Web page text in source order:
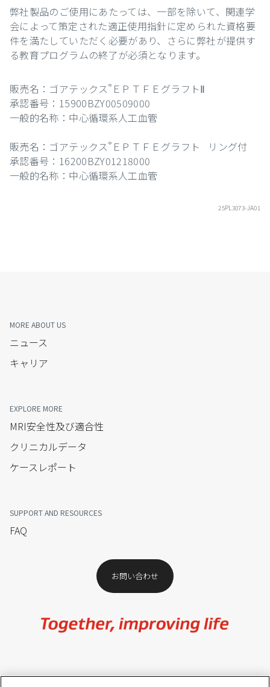
弊社製品のご使用にあたっては、一部を除いて、関連学
会によって策定された適正使用指針に定められた資格要
件を満たしていただく必要があり、さらに弊社が提供す
る教育プログラムの終了が必須となります。
販売名：ゴアテックス®ＥＰＴＦＥグラフトⅡ
承認番号：15900BZY00509000
一般的名称：中心循環系人工血管
販売名：ゴアテックス®ＥＰＴＦＥグラフト リング付
承認番号：16200BZY01218000
一般的名称：中心循環系人工血管
25PL3073-JA01
MORE ABOUT US
ニュース
キャリア
EXPLORE MORE
MRI安全性及び適合性
クリニカルデータ
ケースレポート
SUPPORT AND RESOURCES
FAQ
お問い合わせ​